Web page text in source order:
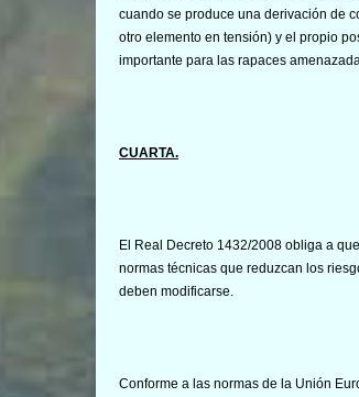
cuando se produce una derivación de
otro elemento en tensión) y el propio
importante para las rapaces
CUARTA.
El Real Decreto 1432/2008 obliga a
normas técnicas que reduzcan los
deben modificarse.
Conforme a las normas de la Unión